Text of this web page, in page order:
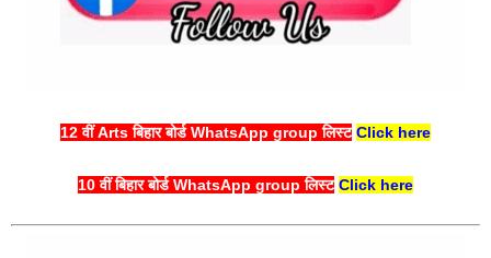
12 वीं Arts बिहार बोर्ड WhatsApp group लिस्ट Click here
10 वीं बिहार बोर्ड WhatsApp group लिस्ट Click here